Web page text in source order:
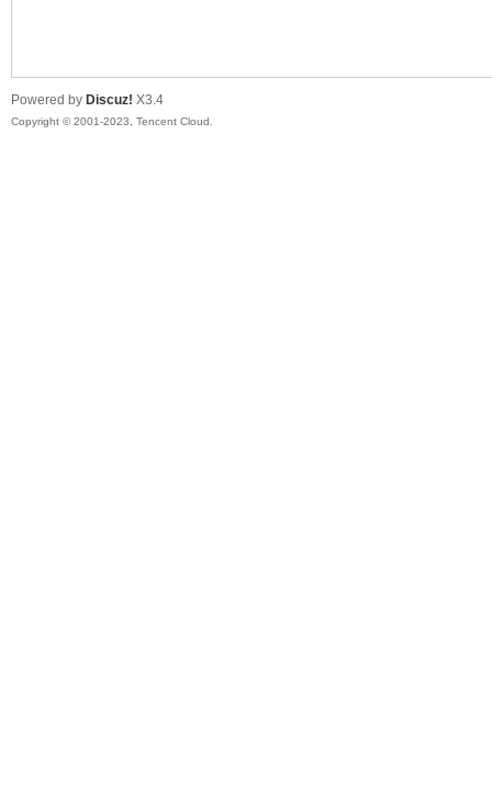
Powered by Discuz! X3.4
Copyright © 2001-2023, Tencent Cloud.